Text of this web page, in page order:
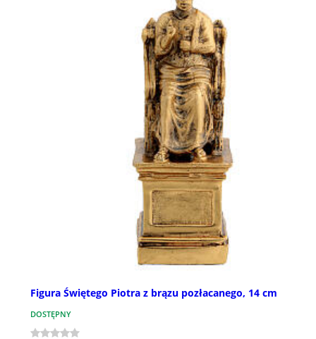
Figura Świętego Piotra z brązu pozłacanego, 14 cm
DOSTĘPNY